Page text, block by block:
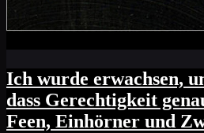
Ich wurde erwachsen,
dass Gerechtigkeit
Feen, Einhörner und